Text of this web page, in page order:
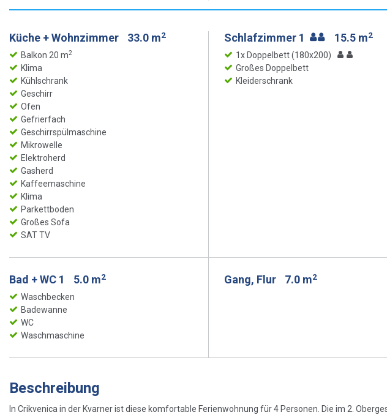
Küche + Wohnzimmer 33.0 m2
Balkon 20 m2
Klima
Kühlschrank
Geschirr
Ofen
Gefrierfach
Geschirrspülmaschine
Mikrowelle
Elektroherd
Gasherd
Kaffeemaschine
Klima
Parkettboden
Großes Sofa
SAT TV
Schlafzimmer 1 15.5 m2
1x Doppelbett (180x200)
Großes Doppelbett
Kleiderschrank
Bad + WC 1 5.0 m2
Waschbecken
Badewanne
WC
Waschmaschine
Gang, Flur 7.0 m2
Beschreibung
In Crikvenica in der Kvarner ist diese komfortable Ferienwohnung für 4 Personen. Die im 2.